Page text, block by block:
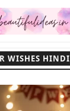
WISHES HINDI